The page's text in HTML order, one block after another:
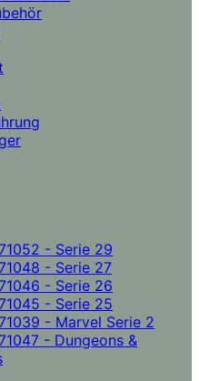
- Serie 29
- Serie 27
- Serie 26
- Serie 25
- Marvel Serie 2
- Dungeons &